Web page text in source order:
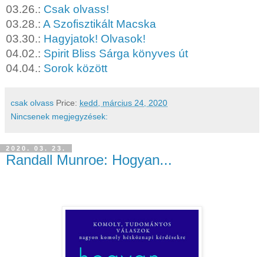
03.26.: Csak olvass!
03.28.: A Szofisztikált Macska
03.30.: Hagyjatok! Olvasok!
04.02.: Spirit Bliss Sárga könyves út
04.04.: Sorok között
csak olvass Price: kedd, március 24, 2020
Nincsenek megjegyzések:
2020. 03. 23.
Randall Munroe: Hogyan...